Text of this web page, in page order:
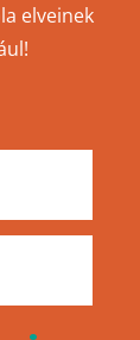
elveinek